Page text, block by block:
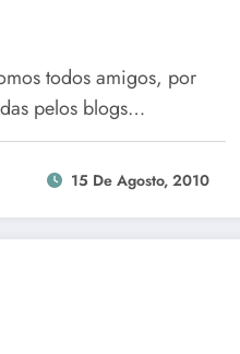
todos amigos, por
pelos blogs…
15 De Agosto, 2010